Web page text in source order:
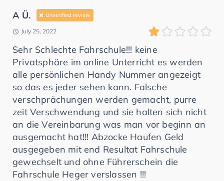
A Ü. Unverified review
July 25, 2022
Sehr Schlechte Fahrschule!!! keine
Privatsphäre im online Unterricht es werden
alle persönlichen Handy Nummer angezeigt
so das es jeder sehen kann. Falsche
verschprächungen werden gemacht, purre
zeit Verschwendung und sie halten sich nicht
an die Vereinbarung was man vor beginn an
ausgemacht hat!!! Abzocke Haufen Geld
ausgegeben mit end Resultat Fahrschule
gewechselt und ohne Führerschein die
Fahrschule Heger verslassen !!!